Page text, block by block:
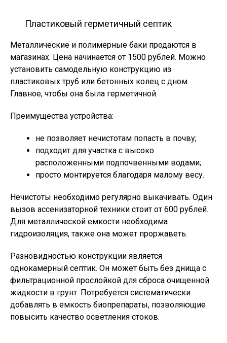
Пластиковый герметичный септик
Металлические и полимерные баки продаются в
магазинах. Цена начинается от 1500 рублей. Можно
установить самодельную конструкцию из
пластиковых труб или бетонных колец с дном.
Главное, чтобы она была герметичной.
Преимущества устройства:
не позволяет нечистотам попасть в почву;
подходит для участка с высоко
расположенными подпочвенными водами;
просто монтируется благодаря малому весу.
Нечистоты необходимо регулярно выкачивать. Один
вызов ассенизаторной техники стоит от 600 рублей.
Для металлической емкости необходима
гидроизоляция, также она может проржаветь.
Разновидностью конструкции является
однокамерный септик. Он может быть без днища с
фильтрационной прослойкой для сброса очищенной
жидкости в грунт. Потребуется систематически
добавлять в емкость биопрепараты, позволяющие
повысить качество осветления стоков.